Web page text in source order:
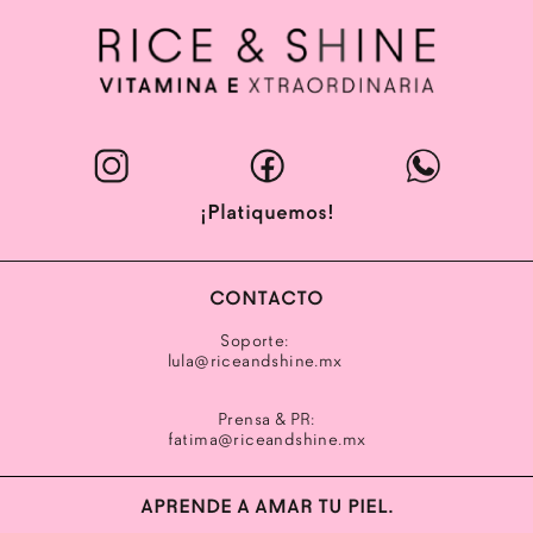
Abrir enlace
Abrir enlace
¡Platiquemos!
CONTACTO
Soporte:
lula@riceandshine.mx
Prensa & PR:
fatima@riceandshine.mx
APRENDE A AMAR TU PIEL.